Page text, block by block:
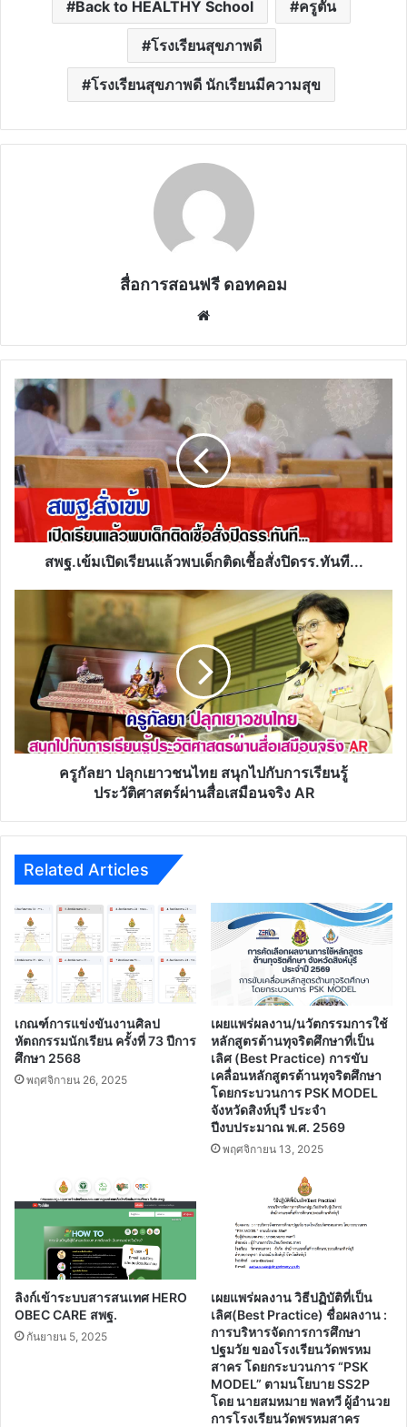
Back to HEALTHY School ครูตั้น
โรงเรียนสุขภาพดี
โรงเรียนสุขภาพดี นักเรียนมีความสุข
สื่อการสอนฟรี ดอทคอม
สพฐ.เข้ม
เปิด
พบ
เด็ก
ติด
เชื้อ
สั่ง
สพฐ.เข้มเปิดเรียนแล้วพบเด็กติดเชื้อสั่งปิดรร.ทันที...
ปลุก
เยาวชน
สนุก
ไป
การ
เสมือน
จริง
AR
ครูกัลยา ปลุกเยาวชนไทย สนุกไปกับการเรียนรู้
ประวัติศาสตร์ผ่านสื่อเสมือนจริง AR
Related Articles
เกณฑ์การแข่งขันงานศิลป
หัตถกรรมนักเรียน ครั้งที่ 73 ปีการ
ศึกษา 2568
พฤศจิกายน 26, 2025
เผยแพร่ผลงาน/นวัตกรรมการใช้
หลักสูตรต้านทุจริตศึกษาที่เป็น
เลิศ (Best Practice) การขับ
เคลื่อนหลักสูตรต้านทุจริตศึกษา
โดยกระบวนการ PSK MODEL
จังหวัดสิงห์บุรี ประจํา
ปีงบประมาณ พ.ศ. 2569
พฤศจิกายน 13, 2025
ลิงก์เข้าระบบสารสนเทศ HERO
OBEC CARE สพฐ.
กันยายน 5, 2025
เผยแพร่ผลงาน วิธีปฏิบัติที่เป็น
เลิศ(Best Practice) ชื่อผลงาน :
การบริหารจัดการการศึกษา
ปฐมวัย ของโรงเรียนวัดพรหม
สาคร โดยกระบวนการ “PSK
MODEL” ตามนโยบาย SS2P
โดย นายสมหมาย พลทวี ผู้อำนวย
การโรงเรียนวัดพรหมสาคร